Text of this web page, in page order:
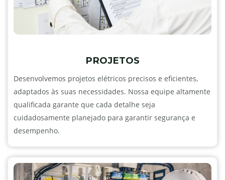
PROJETOS
Desenvolvemos projetos elétricos precisos e eficientes,
adaptados às suas necessidades. Nossa equipe altamente
qualificada garante que cada detalhe seja
cuidadosamente planejado para garantir segurança e
desempenho.